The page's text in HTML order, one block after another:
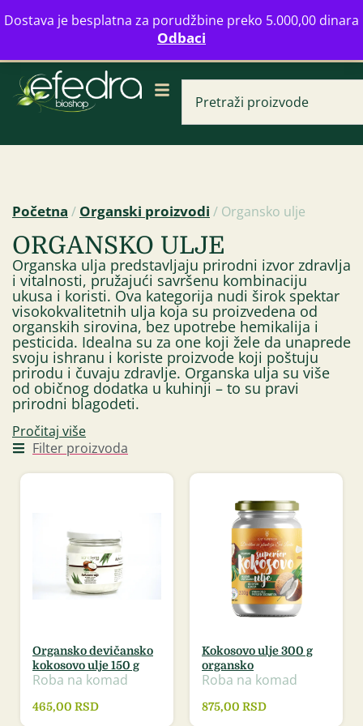
Dostava je besplatna za porudžbine preko 5.000,00 dinara
Odbaci
integralni ovseni
šećera 100 g Bio
249,00RSD
Bulevar Mihajla Pupina 16b, Novi Beograd
info@zdravahranaonline.rs+381 (0)11 770 39 61
Radno vreme: Ponedeljak - Petak od 08-20h
Početna / Organski proizvodi / Organsko ulje
ORGANSKO ULJE
Organska ulja predstavljaju prirodni izvor zdravlja
i vitalnosti, pružajući savršenu kombinaciju
ukusa i koristi. Ova kategorija nudi širok spektar
visokokvalitetnih ulja koja su proizvedena od
organskih sirovina, bez upotrebe hemikalija i
pesticida. Idealna su za one koji žele da unaprede
svoju ishranu i koriste proizvode koji poštuju
prirodu i čuvaju zdravlje. Organska ulja su više
od običnog dodatka u kuhinji – to su pravi
prirodni blagodeti.
Pročitaj više
Filter proizvoda
Organsko devičansko
kokosovo ulje 150 g
Roba na komad
465,00 RSD
Kokosovo ulje 300 g
organsko
Roba na komad
875,00 RSD